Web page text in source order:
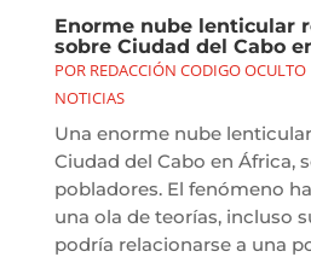
Enorme nube lenticular
sobre Ciudad del Cabo
POR REDACCIÓN CODIGO OCULTO
NOTICIAS
Una enorme nube
Ciudad del Cabo en África,
pobladores. El fenómeno
una ola de teorías, incluso
podría relacionarse a una